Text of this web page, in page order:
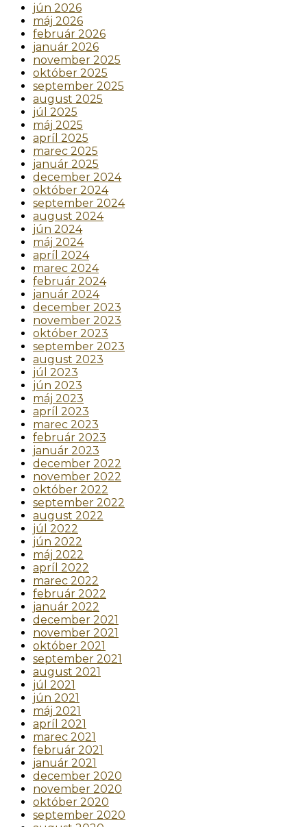
jún 2026
máj 2026
február 2026
január 2026
november 2025
október 2025
september 2025
august 2025
júl 2025
máj 2025
apríl 2025
marec 2025
január 2025
december 2024
október 2024
september 2024
august 2024
jún 2024
máj 2024
apríl 2024
marec 2024
február 2024
január 2024
december 2023
november 2023
október 2023
september 2023
august 2023
júl 2023
jún 2023
máj 2023
apríl 2023
marec 2023
február 2023
január 2023
december 2022
november 2022
október 2022
september 2022
august 2022
júl 2022
jún 2022
máj 2022
apríl 2022
marec 2022
február 2022
január 2022
december 2021
november 2021
október 2021
september 2021
august 2021
júl 2021
jún 2021
máj 2021
apríl 2021
marec 2021
február 2021
január 2021
december 2020
november 2020
október 2020
september 2020